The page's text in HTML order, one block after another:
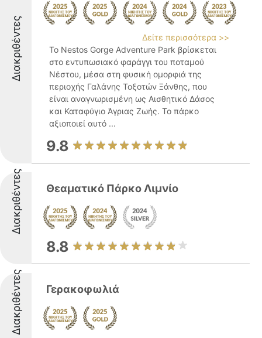
Διακριθέντες
Δείτε περισσότερα >>
Το Nestos Gorge Adventure Park βρίσκεται
στο εντυπωσιακό φαράγγι του ποταμού
Νέστου, μέσα στη φυσική ομορφιά της
περιοχής Γαλάνης Τοξοτών Ξάνθης, που
είναι αναγνωρισμένη ως Αισθητικό Δάσος
και Καταφύγιο Άγριας Ζωής. Το πάρκο
αξιοποιεί αυτό ...
9.8
Διακριθέντες Θεαματικό Πάρκο Λιμνίο
8.8
Διακριθέντες Γερακοφωλιά